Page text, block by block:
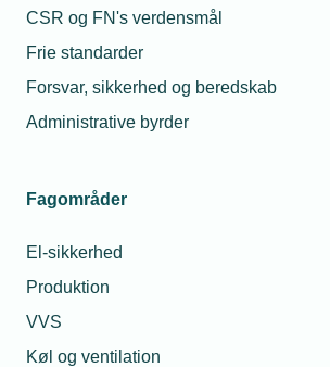
CSR og FN's verdensmål
Frie standarder
Forsvar, sikkerhed og beredskab
Administrative byrder
Fagområder
El-sikkerhed
Produktion
VVS
Køl og ventilation